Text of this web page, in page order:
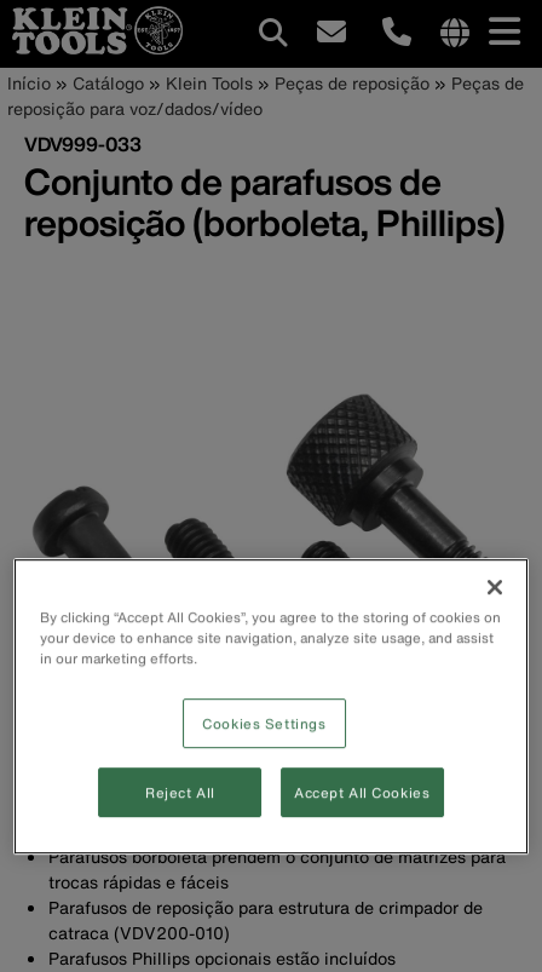
Pular
para
conteúdo
principal
site
Navegação
principal
Trilha
de
navegação
Início Catálogo Klein Tools Peças de reposição
Peças de
reposição para voz/dados/vídeo
VDV999-033
Conjunto de parafusos de
reposição (borboleta, Phillips)
Parafusos borboleta prendem o conjunto de matrizes para
trocas rápidas e fáceis
Parafusos de reposição para estrutura de crimpador de
catraca (VDV200-010)
Parafusos Phillips opcionais estão incluídos
By clicking “Accept All Cookies”, you agree to the storing of cookies on
your device to enhance site navigation, analyze site usage, and assist
in our marketing efforts.
Cookies Settings
Reject All Accept All Cookies